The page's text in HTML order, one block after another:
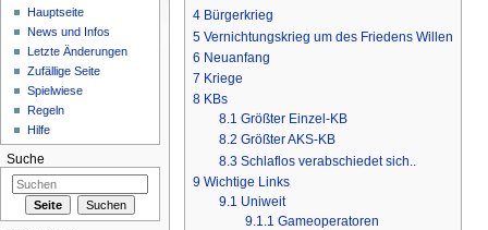
4 Bürgerkrieg
5 Vernichtungskrieg um des Friedens Willen
6 Neuanfang
7 Kriege
8 KBs
8.1 Größter Einzel-KB
8.2 Größter AKS-KB
8.3 Schlaflos verabschiedet sich..
9 Wichtige Links
9.1 Uniweit
9.1.1 Gameoperatoren
Hauptseite
News und Infos
Letzte Änderungen
Zufällige Seite
Spielwiese
Regeln
Hilfe
Suche